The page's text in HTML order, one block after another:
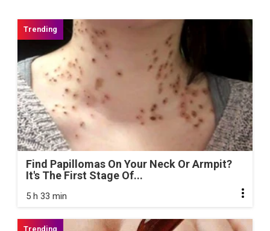
Find Papillomas On Your Neck Or Armpit?
It's The First Stage Of...
5 h 33 min